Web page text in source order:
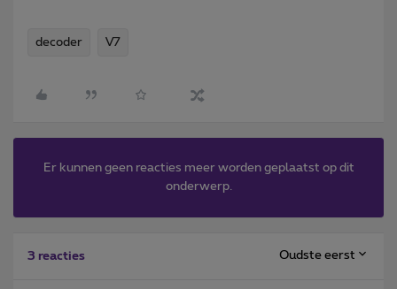
decoder V7
Er kunnen geen reacties meer worden geplaatst op dit
onderwerp.
3 reacties Oudste eerst